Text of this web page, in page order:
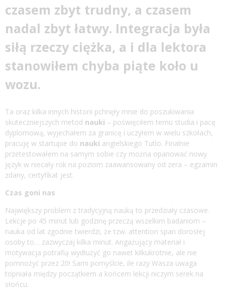
czasem zbyt trudny, a czasem
nadal zbyt łatwy. Integracja była
siłą rzeczy ciężka, a i dla lektora
stanowiłem chyba piąte koło u
wozu.
Ta oraz kilka innych historii pchnęły mnie do poszukiwania
skuteczniejszych metod nauki – poświęciłem temu studia i pacę
dyplomową, wyjechałem za granicę i uczyłem w wielu szkołach,
pracuję w startupie do nauki angielskiego Tutlo. Finalnie
przetestowałem na samym sobie czy można opanować nowy
język w niecały rok na poziom zaawansowany od zera – egzamin
zdany, certyfikat jest.
Czas goni nas
Największy problem z tradycyjną nauką to przedziały czasowe.
Lekcje po 45 minut lub godzinę przeczą wszelkim badaniom –
nauka od lat zgodnie twierdzi, że tzw. attention span dorosłej
osoby to… zazwyczaj kilka minut. Angażujący materiał i
motywacja potrafią wydłużyć go nawet kilkukrotnie, ale nie
pomnożyć przez 20! Sami pomyślcie, ile razy Wasza uwaga
topniała między początkiem a końcem lekcji niczym serek na
słońcu.